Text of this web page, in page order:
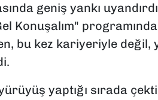
geniş yankı
Konuşalım"
bu kez kariyeriyle değil,
yaptığı sırada